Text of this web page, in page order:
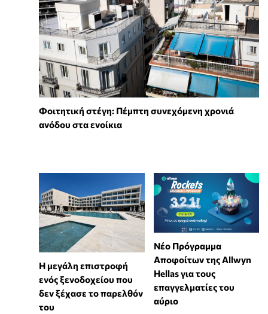
Φοιτητική στέγη: Πέμπτη συνεχόμενη χρονιά
ανόδου στα ενοίκια
Η μεγάλη επιστροφή
ενός ξενοδοχείου που
δεν ξέχασε το παρελθόν
του
Νέο Πρόγραμμα
Αποφοίτων της Allwyn
Hellas για τους
επαγγελματίες του
αύριο